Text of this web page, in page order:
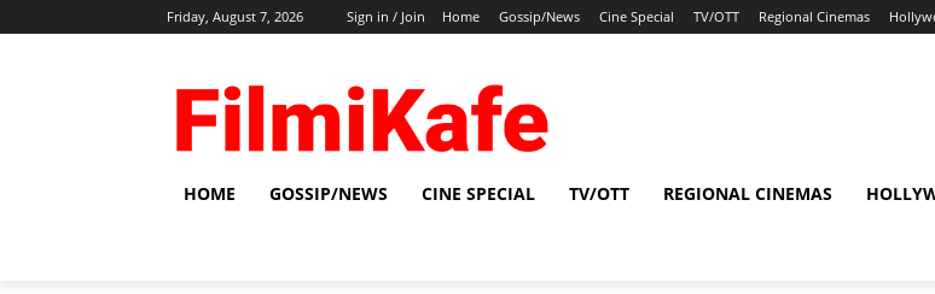
Friday, August 7, 2026 Sign in / Join Home Gossip/News Cine Special TV/OTT Regional Cinemas
HOME GOSSIP/NEWS CINE SPECIAL TV/OTT REGIONAL CINEMAS